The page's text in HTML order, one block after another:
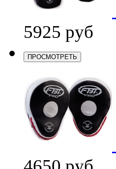
5925 руб
ПРОСМОТРЕТЬ